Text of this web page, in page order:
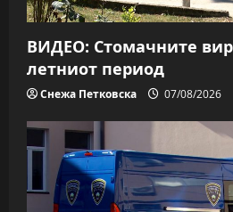
ВИДЕО: Стомачните
летниот период
Снежа Петковска 07/08/2026